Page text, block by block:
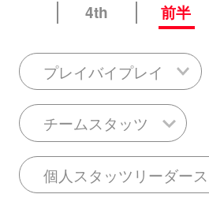
4th
前半
プレイバイプレイ
チームスタッツ
個人スタッツリーダース